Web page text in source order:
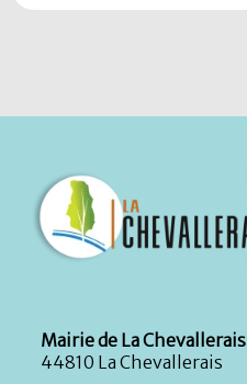
Mairie de La Chevallerais
44810 La Chevallerais